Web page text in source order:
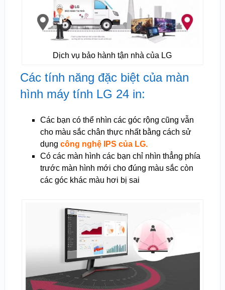
Dịch vụ bảo hành tận nhà của LG
Các tính năng đặc biệt của màn
hình máy tính LG 24 in:
Các bạn có thể nhìn các góc rộng cũng vẫn
cho màu sắc chân thực nhất bằng cách sử
dụng công nghệ IPS của LG.
Có các màn hình các bạn chỉ nhìn thẳng phía
trước màn hình mới cho đúng màu sắc còn
các góc khác màu hơi bị sai